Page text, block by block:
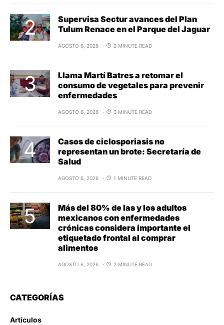
Supervisa Sectur avances del Plan
Tulum Renace en el Parque del Jaguar
AGOSTO 6, 2026 2 MINUTE READ
Llama Martí Batres a retomar el
consumo de vegetales para prevenir
enfermedades
AGOSTO 6, 2026 3 MINUTE READ
Casos de ciclosporiasis no
representan un brote: Secretaría de
Salud
AGOSTO 6, 2026 1 MINUTE READ
Más del 80% de las y los adultos
mexicanos con enfermedades
crónicas considera importante el
etiquetado frontal al comprar
alimentos
AGOSTO 6, 2026 2 MINUTE READ
CATEGORÍAS
Artículos